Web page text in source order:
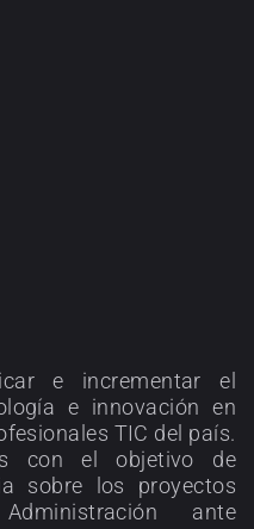
e incrementar el
e innovación en
TIC del país.
con el objetivo de
sobre los proyectos
ante